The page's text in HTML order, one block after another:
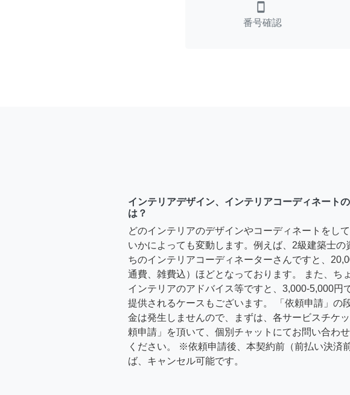
smartphone
番号確認
インテリアデザイン、インテリアコーディネート
は？
どのインテリアのデザインやコーディネートをし
いかによっても変動します。例えば、2級建築士の
ちのインテリアコーディネーターさんですと、
通費、雑費込）ほどとなっております。 また、ち
インテリアのアドバイス等ですと、3,000-5,000円
提供されるケースもございます。 「依頼申請」の
金は発生しませんので、まずは、各サービスチケ
頼申請」を頂いて、個別チャットにてお問い合わ
ください。 ※依頼申請後、本契約前（前払い決済
ば、キャンセル可能です。